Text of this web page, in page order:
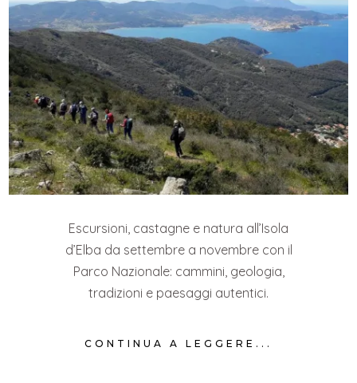
Escursioni, castagne e natura all’Isola
d’Elba da settembre a novembre con il
Parco Nazionale: cammini, geologia,
tradizioni e paesaggi autentici.
CONTINUA A LEGGERE...